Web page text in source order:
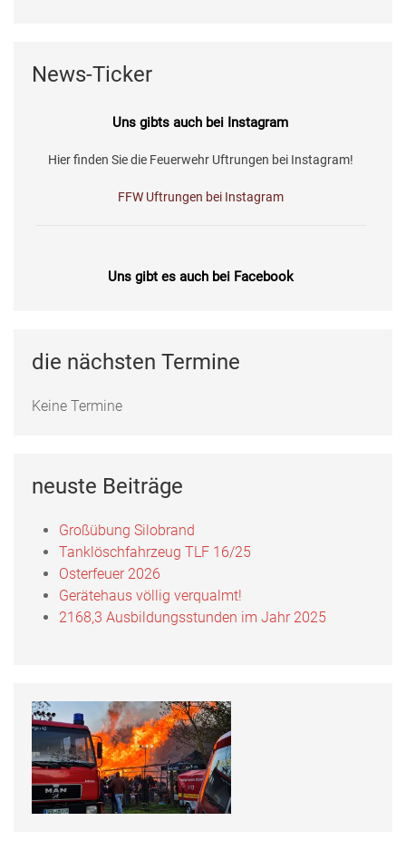
News-Ticker
Uns gibts auch bei Instagram
Hier finden Sie die Feuerwehr Uftrungen bei Instagram!
FFW Uftrungen bei Instagram
Uns gibt es auch bei Facebook
Feuerwehr Uftrungen bei Facebook
die nächsten Termine
Keine Termine
neuste Beiträge
Großübung Silobrand
Tanklöschfahrzeug TLF 16/25
Osterfeuer 2026
Gerätehaus völlig verqualmt!
2168,3 Ausbildungsstunden im Jahr 2025